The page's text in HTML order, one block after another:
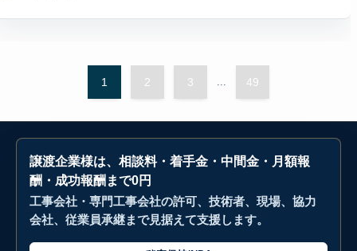
1 2 3 49
譲渡企業様は、相談料・着手金・中間金・月額報
酬・成功報酬まで0円
工事会社・専門工事会社の許可、技術者、現場、協力
会社、従業員承継まで見据えて支援します。